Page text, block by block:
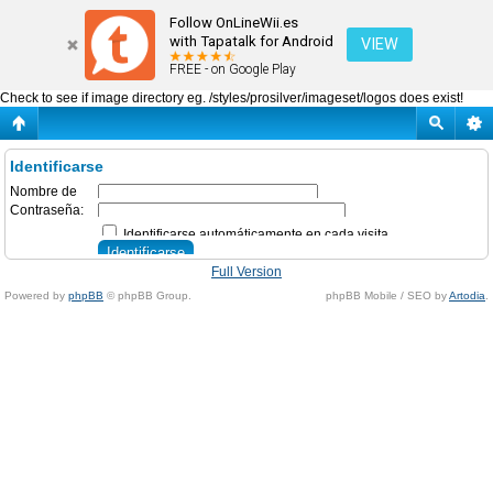
Follow OnLineWii.es
with Tapatalk for Android
FREE - on Google Play
VIEW
Check to see if image directory eg. /styles/prosilver/imageset/logos does exist!
Identificarse
Identificarse
Nombre de
Usuario:
Contraseña:
Olvidé mi contraseña
Identificarse automáticamente en cada visita
Ocultar mi estado de conexión en esta sesión
Full Version
Powered by phpBB © phpBB Group. phpBB Mobile / SEO byArtodia